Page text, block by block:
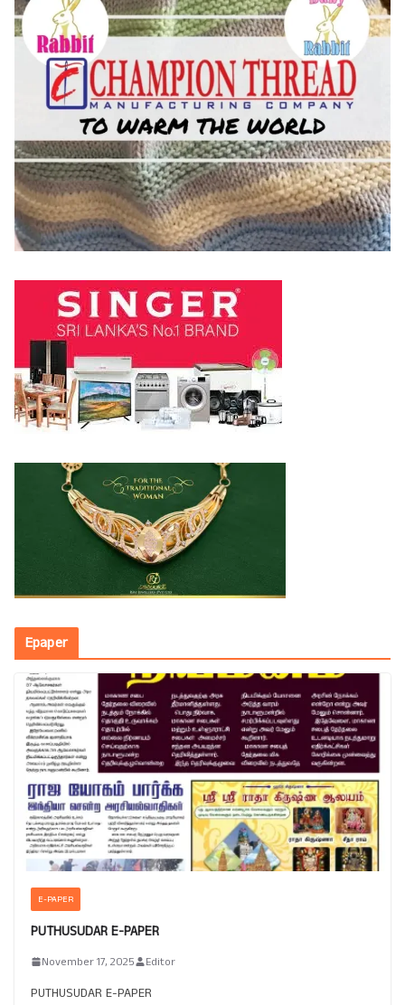
Epaper
E-PAPER
PUTHUSUDAR E-PAPER
November 17, 2025 Editor
PUTHUSUDAR E-PAPER